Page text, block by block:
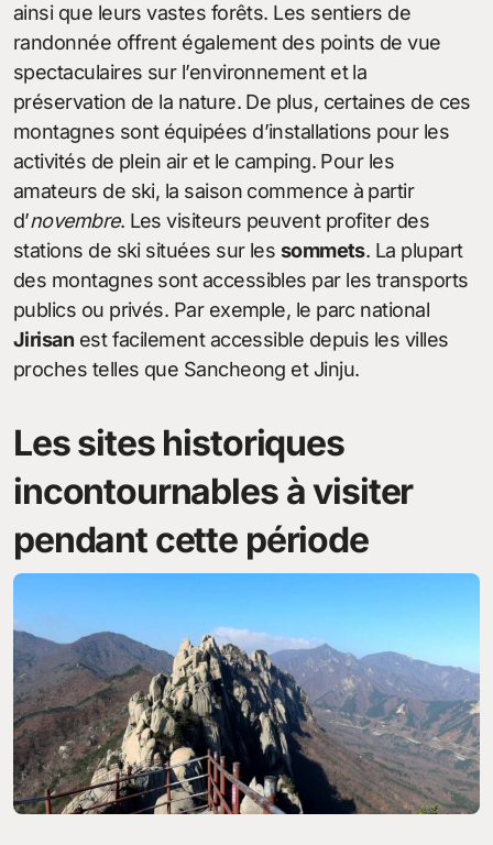
ainsi que leurs vastes forêts. Les sentiers de
randonnée offrent également des points de vue
spectaculaires sur l’environnement et la
préservation de la nature. De plus, certaines de ces
montagnes sont équipées d’installations pour les
activités de plein air et le camping. Pour les
amateurs de ski, la saison commence à partir
d’novembre. Les visiteurs peuvent profiter des
stations de ski situées sur les sommets. La plupart
des montagnes sont accessibles par les transports
publics ou privés. Par exemple, le parc national
Jirisan est facilement accessible depuis les villes
proches telles que Sancheong et Jinju.
Les sites historiques
incontournables à visiter
pendant cette période